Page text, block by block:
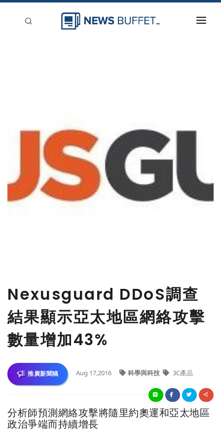
Nexusguard DDoS調查
結果顯示亞太地區網絡攻擊
數量增加43%
推廣新聞稿 Aug 17,2016 科學與科技 3C產品
分析師預測網絡攻擊將隨里約奧運和亞太地區
政治爭端而持續增長